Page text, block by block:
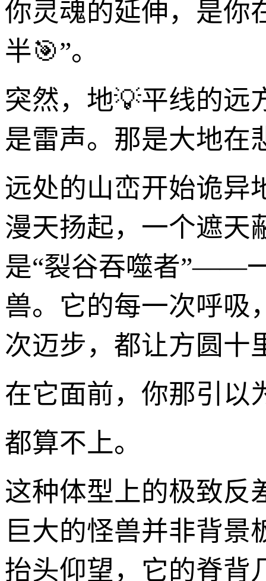
你灵魂的延伸，是你
半🎯”。
突然，地💡平线的远
是雷声。那是大地在
远处的山峦开始诡异
漫天扬起，一个遮天
是“裂谷吞噬者”——
兽。它的每一次呼吸
次迈步，都让方圆十
在它面前，你那引以
都算不上。
这种体型上的极致反
巨大的怪兽并非背
抬头仰望，它的脊背